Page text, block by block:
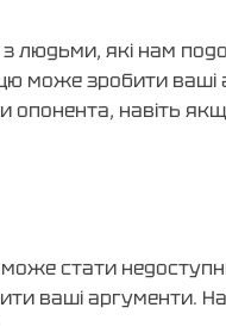
людьми, які нам
може зробити
навіть
стати
ваші аргументи.